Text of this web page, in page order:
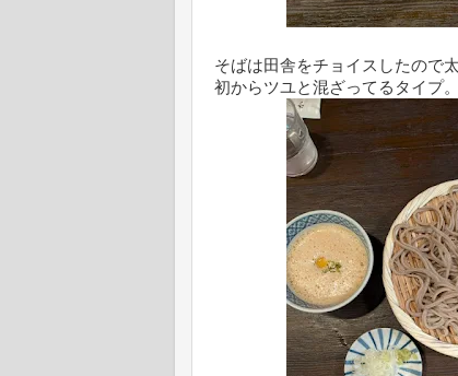
そばは田舎をチョイスしたので
初からツユと混ざってるタイプ